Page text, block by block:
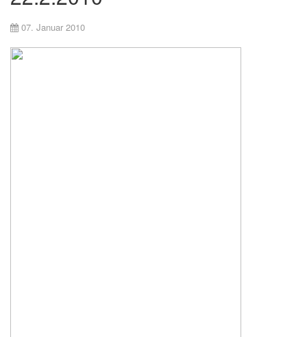
07. Januar 2010